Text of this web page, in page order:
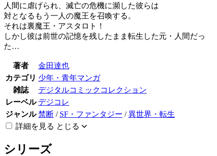
人間に虐げられ、滅亡の危機に瀕した彼らは
対となるもう一人の魔王を召喚する。
それは裏魔王・アスタロト！
しかし彼は前世の記憶を残したまま転生した元・人間だっ
た…
著者
金田達也
カテゴリ 少年・青年マンガ
雑誌
デジタルコミックコレクション
レーベル デジコレ
ジャンル 禁断 / SF・ファンタジー /異世界・転生
詳細を見る とじる
シリーズ